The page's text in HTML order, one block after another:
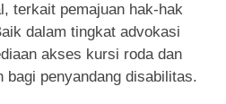
terkait pemajuan hak-hak
dalam tingkat advokasi
akses kursi roda dan
bagi penyandang disabilitas.